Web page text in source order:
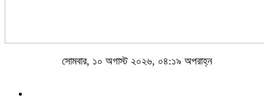
সোমবার, ১০ অগাস্ট ২০২৬, ০৪:১৯ অপরাহ্ন